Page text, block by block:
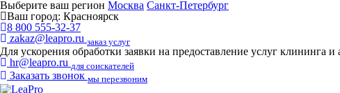
Выберите ваш регион Москва Санкт-Петербург
Ваш город: Красноярск
8 800 555-32-37
zakaz@leapro.ru заказ услуг
Для ускорения обработки заявки на предоставление услуг
hr@leapro.ru для соискателей
Заказать звонок мы перезвоним